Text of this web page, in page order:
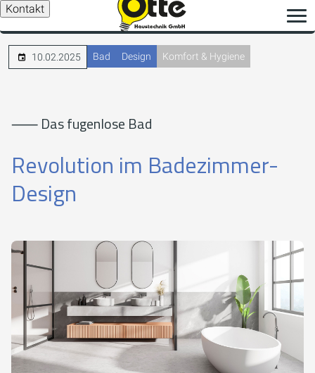
Kontakt
10.02.2025 Bad Design Komfort & Hygiene
⸺ Das fugenlose Bad
Revolution im Badezimmer-
Design